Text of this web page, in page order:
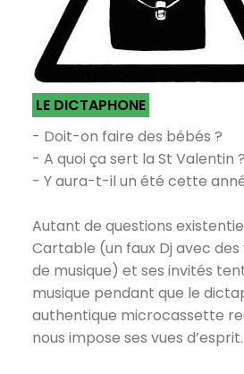
LE DICTAPHONE
- Doit-on faire des bébés ?
- A quoi ça sert la St Valentin ?
- Y aura-t-il un été cette
Autant de questions
Cartable (un faux Dj avec
de musique) et ses invités
musique pendant que le
authentique microcassette
nous impose ses vues d’esprit.